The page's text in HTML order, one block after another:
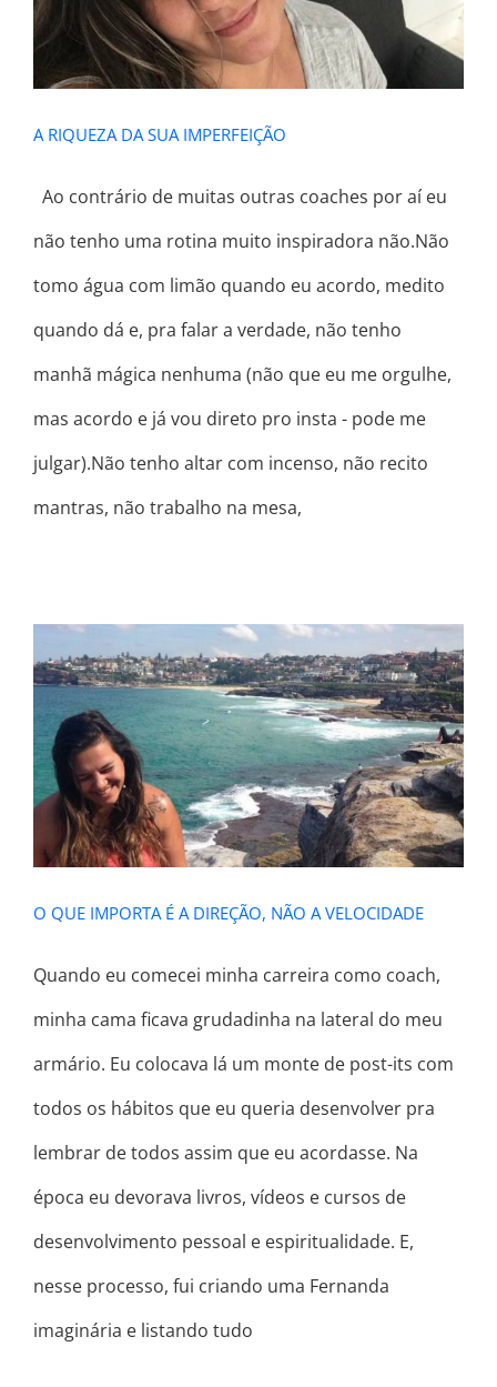
A RIQUEZA DA SUA IMPERFEIÇÃO
Ao contrário de muitas outras coaches por aí eu
não tenho uma rotina muito inspiradora não.Não
tomo água com limão quando eu acordo, medito
quando dá e, pra falar a verdade, não tenho
manhã mágica nenhuma (não que eu me orgulhe,
mas acordo e já vou direto pro insta - pode me
julgar).Não tenho altar com incenso, não recito
mantras, não trabalho na mesa,
O QUE IMPORTA É A DIREÇÃO, NÃO
A VELOCIDADE
O QUE IMPORTA É A DIREÇÃO, NÃO A VELOCIDADE
Quando eu comecei minha carreira como coach,
minha cama ficava grudadinha na lateral do meu
armário. Eu colocava lá um monte de post-its com
todos os hábitos que eu queria desenvolver pra
lembrar de todos assim que eu acordasse. Na
época eu devorava livros, vídeos e cursos de
desenvolvimento pessoal e espiritualidade. E,
nesse processo, fui criando uma Fernanda
imaginária e listando tudo